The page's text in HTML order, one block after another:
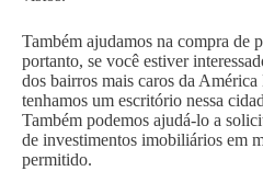
Também ajudamos na compra de
portanto, se você estiver
dos bairros mais caros da América
tenhamos um escritório nessa
Também podemos ajudá-lo a
de investimentos imobiliários em
permitido.